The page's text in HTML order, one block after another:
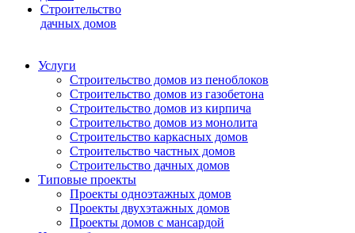
Строительство
дачных домов
Услуги
Строительство домов из пеноблоков
Строительство домов из газобетона
Строительство домов из кирпича
Строительство домов из монолита
Строительство каркасных домов
Строительство частных домов
Строительство дачных домов
Типовые проекты
Проекты одноэтажных домов
Проекты двухэтажных домов
Проекты домов с мансардой